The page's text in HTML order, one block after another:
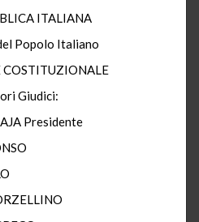
ITALIANA
Popolo Italiano
COSTITUZIONALE
Giudici:
Presidente